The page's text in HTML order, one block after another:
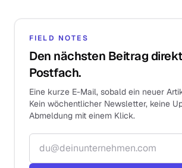
FIELD NOTES
Den nächsten Beitrag
Postfach.
Eine kurze E-Mail, sobald ein neuer
Kein wöchentlicher Newsletter, keine
Abmeldung mit einem Klick.
E-Mail-Adresse